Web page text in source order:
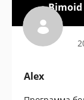
Bimoid
Alex